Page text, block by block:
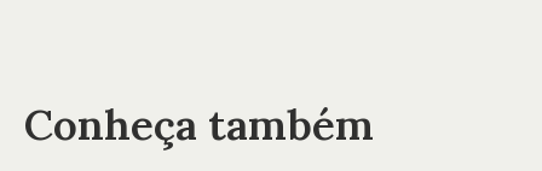
Conheça também